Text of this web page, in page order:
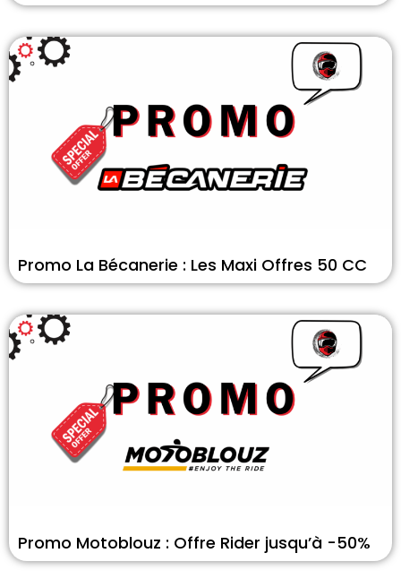
Promo La Bécanerie : Les Maxi Offres 50 CC
Promo Motoblouz : Offre Rider jusqu’à -50%